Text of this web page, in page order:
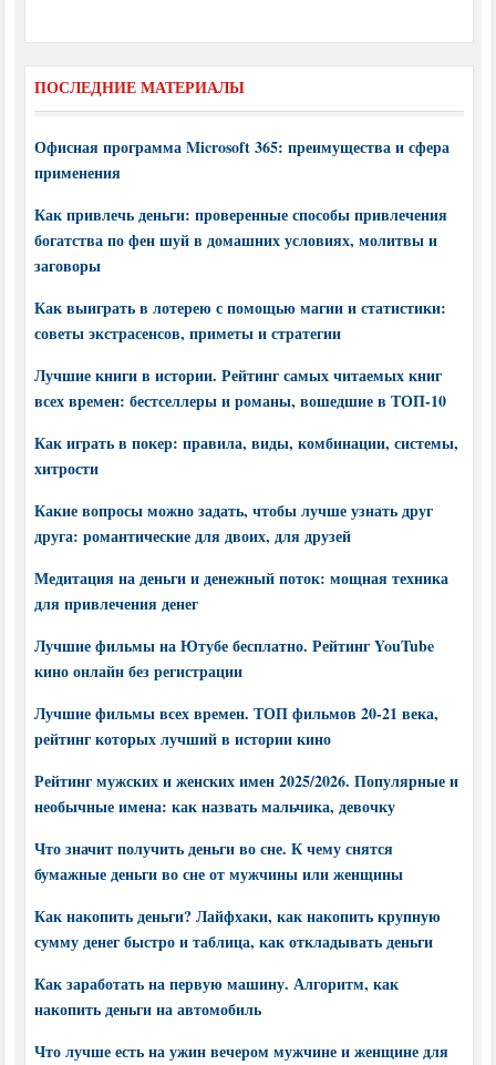
ПОСЛЕДНИЕ МАТЕРИАЛЫ
Офисная программа Microsoft 365: преимущества и сфера
применения
Как привлечь деньги: проверенные способы привлечения
богатства по фен шуй в домашних условиях, молитвы и
заговоры
Как выиграть в лотерею с помощью магии и статистики:
советы экстрасенсов, приметы и стратегии
Лучшие книги в истории. Рейтинг самых читаемых книг
всех времен: бестселлеры и романы, вошедшие в ТОП-10
Как играть в покер: правила, виды, комбинации, системы,
хитрости
Какие вопросы можно задать, чтобы лучше узнать друг
друга: романтические для двоих, для друзей
Медитация на деньги и денежный поток: мощная техника
для привлечения денег
Лучшие фильмы на Ютубе бесплатно. Рейтинг YouTube
кино онлайн без регистрации
Лучшие фильмы всех времен. ТОП фильмов 20-21 века,
рейтинг которых лучший в истории кино
Рейтинг мужских и женских имен 2025/2026. Популярные и
необычные имена: как назвать мальчика, девочку
Что значит получить деньги во сне. К чему снятся
бумажные деньги во сне от мужчины или женщины
Как накопить деньги? Лайфхаки, как накопить крупную
сумму денег быстро и таблица, как откладывать деньги
Как заработать на первую машину. Алгоритм, как
накопить деньги на автомобиль
Что лучше есть на ужин вечером мужчине и женщине для